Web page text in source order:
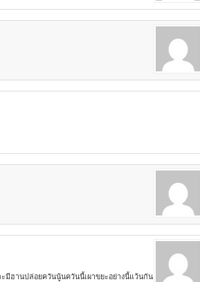
มีฮานปล่อยควันนู้นควันนี้เผาขยะอย่างนี้แว้นกัน